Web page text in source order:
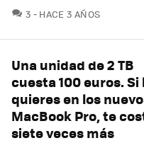
3 COMENTARIOS
HACE 3 AÑOS
Una unidad de 2 TB
cuesta 100 euros. Si
quieres en los
MacBook Pro, te
siete veces más